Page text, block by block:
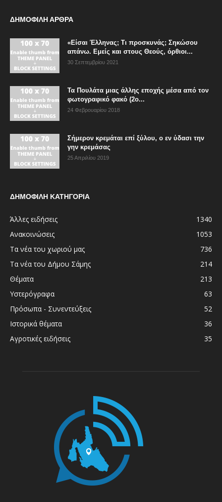
ΔΗΜΟΦΙΛΗ ΑΡΘΡΑ
«Είσαι Έλληνας; Τι προσκυνάς; Σηκώσου
απάνω. Εμείς και στους Θεούς, όρθιοι...
30 Σεπτεμβρίου 2021
Τα Πουλάτα μιας άλλης εποχής μέσα από τον
φωτογραφικό φακό (2ο...
24 Φεβρουαρίου 2018
Σήμερον κρεμάται επί ξύλου, ο εν ύδασι την
γην κρεμάσας
25 Απριλίου 2019
ΔΗΜΟΦΙΛΗ ΚΑΤΗΓΟΡΙΑ
Άλλες ειδήσεις
1340
Ανακοινώσεις
1053
Τα νέα του χωριού μας
736
Τα νέα του Δήμου Σάμης
214
Θέματα
213
Υστερόγραφα
63
Πρόσωπα - Συνεντεύξεις
52
Ιστορικά θέματα
36
Αγροτικές ειδήσεις
35